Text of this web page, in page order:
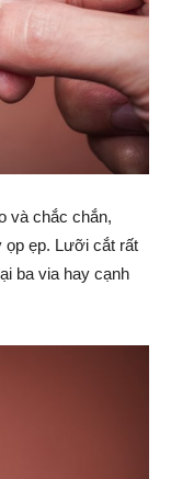
và chắc chắn,
ọp ẹp. Lưỡi cắt rất
ba via hay cạnh